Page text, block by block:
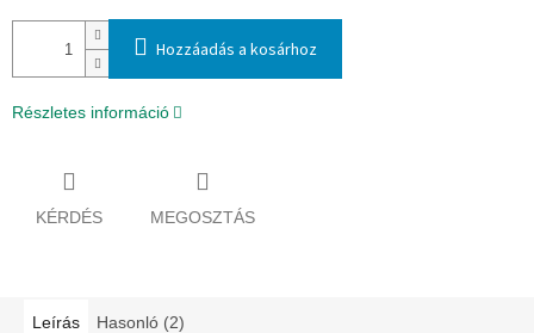
Hozzáadás a kosárhoz
Részletes információ
KÉRDÉS MEGOSZTÁS
Leírás Hasonló (2)